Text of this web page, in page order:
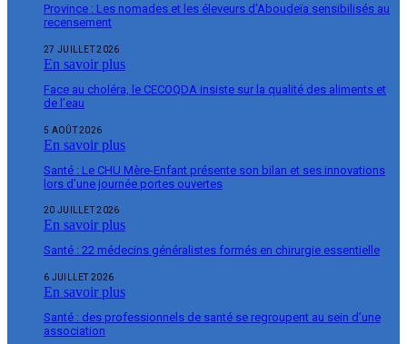
Province : Les nomades et les éleveurs d’Aboudeïa sensibilisés au
recensement
27 JUILLET 2026
En savoir plus
Face au choléra, le CECOQDA insiste sur la qualité des aliments et
de l’eau
5 AOÛT 2026
En savoir plus
Santé : Le CHU Mère-Enfant présente son bilan et ses innovations
lors d’une journée portes ouvertes
20 JUILLET 2026
En savoir plus
Santé : 22 médecins généralistes formés en chirurgie essentielle
6 JUILLET 2026
En savoir plus
Santé : des professionnels de santé se regroupent au sein d’une
association